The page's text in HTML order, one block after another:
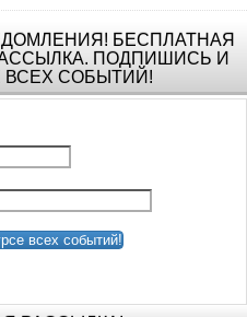
БЕСПЛАТНАЯ
ПОДПИШИСЬ И
ВСЕХ СОБЫТИЙ!
всех событий!